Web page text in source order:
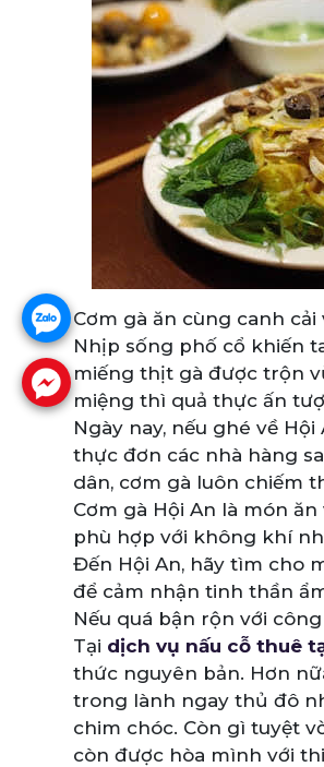
Cơm gà ăn cùng canh cải
Nhịp sống phố cổ khiến
miếng thịt gà được trộn
miệng thì quả thực ấn
Ngày nay, nếu ghé về
thực đơn các nhà hàng
dân, cơm gà luôn chiếm
Cơm gà Hội An là món
phù hợp với không khí
Đến Hội An, hãy tìm cho
để cảm nhận tinh thần
Nếu quá bận rộn với
Tại dịch vụ nấu cỗ thuê
thức nguyên bản. Hơn
trong lành ngay thủ đô
chim chóc. Còn gì tuyệt
còn được hòa mình với